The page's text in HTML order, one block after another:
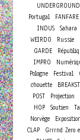
UNDERGROUND
Portugal
FANFARE
INDUS
Sahara
WEIRDO
Russie
GARDE
IMPRO
Pologne
Festival
chouette
POST
Projection
HOP
Soutien
Norvège
Exposition
CLAP
Grrrnd Zero